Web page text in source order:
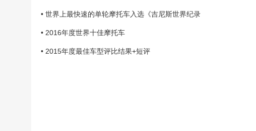
• 世界上最快速的单轮摩托车入选《吉尼斯世界纪录
• 2016年度世界十佳摩托车
• 2015年度最佳车型评比结果+短评